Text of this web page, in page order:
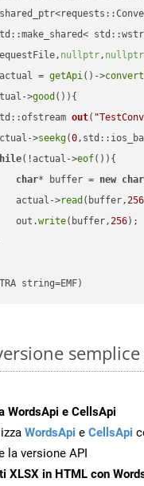
nullptr, nullptr
actual = getApi()->convert
>good ()){
out(
>
seekg(0
(!actual->eof()){
char* buffer = new char
actual->
read (buffer,256
out.
write(buffer,256);
string=EMF)
semplice
WordsApi e CellsApi
WordsApi e CellsApi
la versione API
XLSX in HTML con